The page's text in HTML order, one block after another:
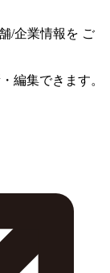
/企業情報を ご
編集できます。